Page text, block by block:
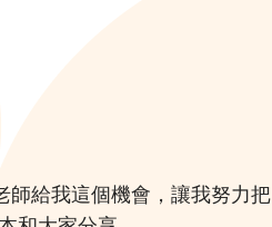
師給我這個機會，讓我努力把